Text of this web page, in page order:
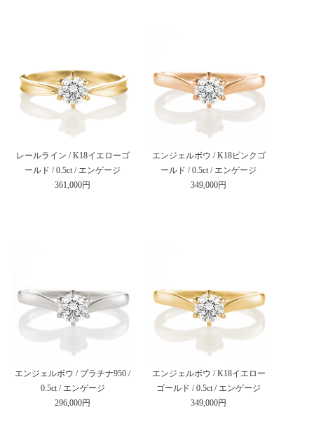
レールライン / K18イエローゴ
ールド / 0.5ct / エンゲージ
361,000円
エンジェルボウ / K18ピンクゴ
ールド / 0.5ct / エンゲージ
349,000円
エンジェルボウ / プラチナ950 /
0.5ct / エンゲージ
296,000円
エンジェルボウ / K18イエロー
ゴールド / 0.5ct / エンゲージ
349,000円